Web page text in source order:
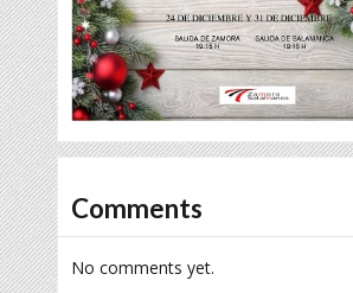
Comments
No comments yet.